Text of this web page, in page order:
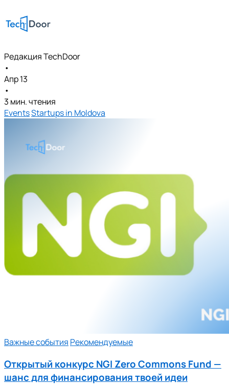
Редакция TechDoor
•
Апр 13
•
3 мин. чтения
EventsStartups in Moldova
Важные события Рекомендуемые
Открытый конкурс NGI Zero Commons Fund —
шанс для финансирования твоей идеи